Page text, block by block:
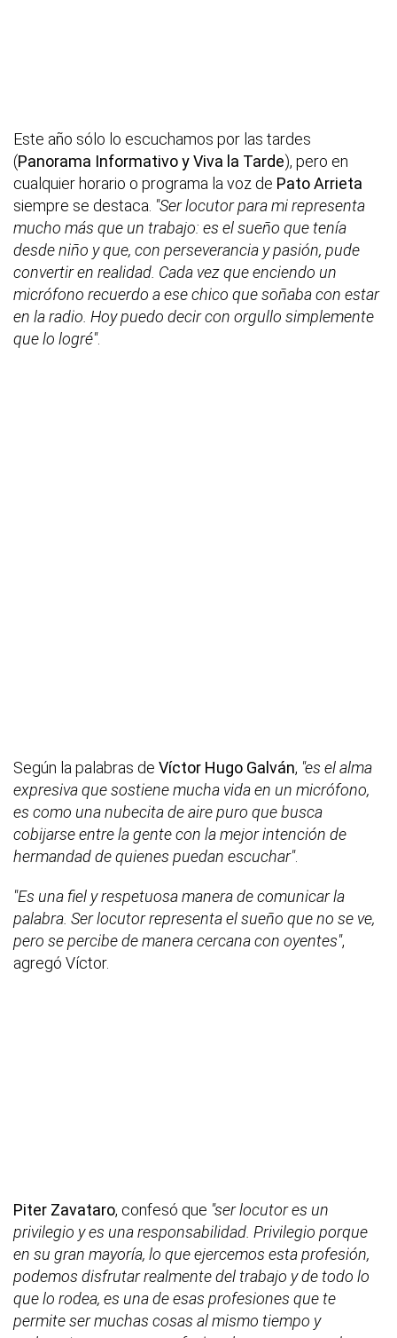
Este año sólo lo escuchamos por las tardes
(Panorama Informativo y Viva la Tarde), pero en
cualquier horario o programa la voz de Pato Arrieta
siempre se destaca. "Ser locutor para mi representa
mucho más que un trabajo: es el sueño que tenía
desde niño y que, con perseverancia y pasión, pude
convertir en realidad. Cada vez que enciendo un
micrófono recuerdo a ese chico que soñaba con estar
en la radio. Hoy puedo decir con orgullo simplemente
que lo logré".
Según la palabras de Víctor Hugo Galván, "es el alma
expresiva que sostiene mucha vida en un micrófono,
es como una nubecita de aire puro que busca
cobijarse entre la gente con la mejor intención de
hermandad de quienes puedan escuchar".
"Es una fiel y respetuosa manera de comunicar la
palabra. Ser locutor representa el sueño que no se ve,
pero se percibe de manera cercana con oyentes",
agregó Víctor.
Piter Zavataro, confesó que "ser locutor es un
privilegio y es una responsabilidad. Privilegio porque
en su gran mayoría, lo que ejercemos esta profesión,
podemos disfrutar realmente del trabajo y de todo lo
que lo rodea, es una de esas profesiones que te
permite ser muchas cosas al mismo tiempo y